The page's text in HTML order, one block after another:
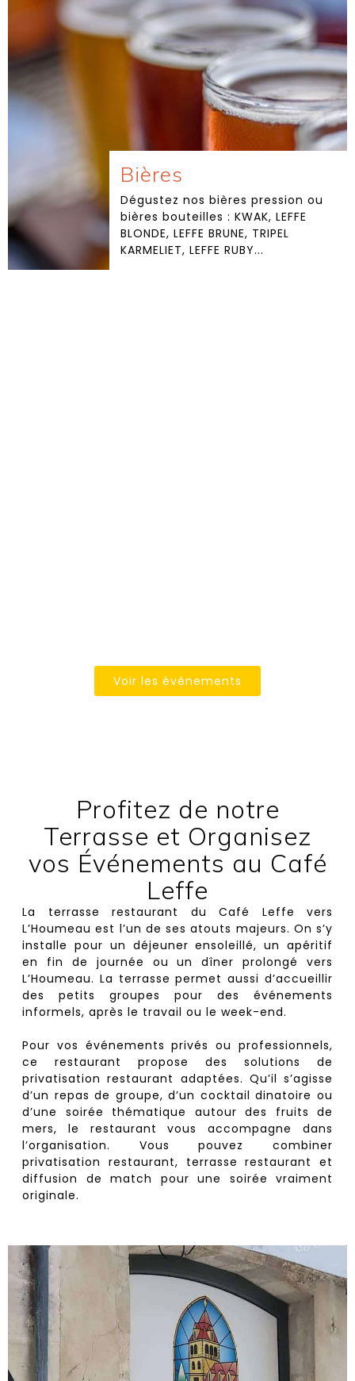
Bières
Dégustez nos bières pression ou
bières bouteilles : KWAK, LEFFE
BLONDE, LEFFE BRUNE, TRIPEL
KARMELIET, LEFFE RUBY...
Voir les évènements
Profitez de notre
Terrasse et Organisez
vos Événements au Café
Leffe
La terrasse restaurant du Café Leffe vers
L’Houmeau est l’un de ses atouts majeurs. On s’y
installe pour un déjeuner ensoleillé, un apéritif
en fin de journée ou un dîner prolongé vers
L’Houmeau. La terrasse permet aussi d’accueillir
des petits groupes pour des événements
informels, après le travail ou le week-end.
Pour vos événements privés ou professionnels,
ce restaurant propose des solutions de
privatisation restaurant adaptées. Qu’il s’agisse
d’un repas de groupe, d’un cocktail dinatoire ou
d’une soirée thématique autour des fruits de
mers, le restaurant vous accompagne dans
l’organisation. Vous pouvez combiner
privatisation restaurant, terrasse restaurant et
diffusion de match pour une soirée vraiment
originale.